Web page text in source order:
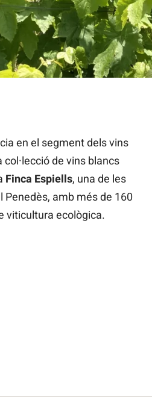
& Camps / Cedida
en el segment dels vins
de vins blancs
Finca Espiells, una de les
amb més de 160
viticultura ecològica.